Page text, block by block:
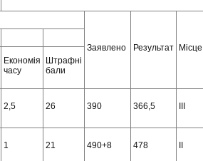
Заявлено Результат Місце
Економія
часу
Штрафні
бали
2,5 26 390 366,5 ІІІ
1 21 490+8 478 ІІ